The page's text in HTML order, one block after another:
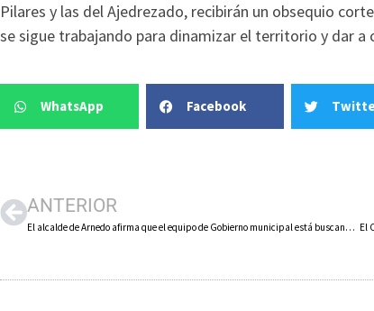
Pilares y las del Ajedrezado, recibirán un obsequio
se sigue trabajando para dinamizar el territorio y dar a
WhatsApp Facebook
ANTERIOR
El alcalde de Arnedo afirma que el equipo de Gobierno municipal está buscando suelo y financiación para un nuevo pabellón deportivo